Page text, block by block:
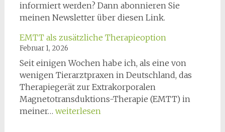
informiert werden? Dann abonnieren Sie
meinen Newsletter über diesen Link.
EMTT als zusätzliche Therapieoption
Februar 1, 2026
Seit einigen Wochen habe ich, als eine von
wenigen Tierarztpraxen in Deutschland, das
Therapiegerät zur Extrakorporalen
Magnetotransduktions-Therapie (EMTT) in
meiner… EMTT
weiterlesen